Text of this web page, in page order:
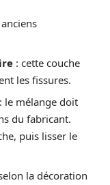
: cette couche
les fissures.
: le mélange doit
du fabricant.
puis lisser le
la décoration